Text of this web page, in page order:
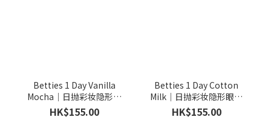
Betties 1 Day Vanilla
Mocha｜日抛彩妆隐形眼
镜｜每盒10片
HK$155.00
Betties 1 Day Cotton
Milk｜日抛彩妆隐形眼镜
｜每盒10片
HK$155.00